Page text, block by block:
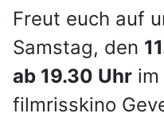
Freut euch auf
Samstag, den
ab 19.30 Uhr
filmrisskino